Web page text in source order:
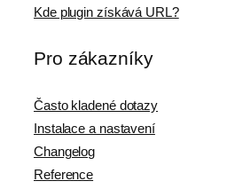
Kde plugin získává URL?
Pro zákazníky
Často kladené dotazy
Instalace a nastavení
Changelog
Reference